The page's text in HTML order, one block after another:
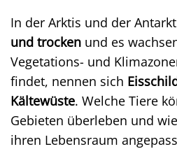
In der Arktis und der
und trocken und es
Vegetations- und
findet, nennen sich
Kältewüste. Welche Tiere
Gebieten überleben und
ihren Lebensraum